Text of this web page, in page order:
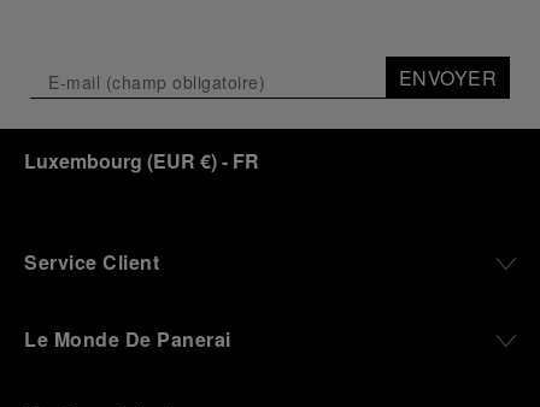
ENVOYER
Luxembourg (EUR €)- FR
Service Client
Le Monde De Panerai